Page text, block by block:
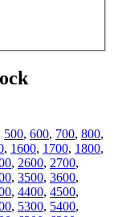
500, 600, 700, 800,
, 1600, 1700, 1800,
, 2600, 2700,
, 3500, 3600,
, 4400, 4500,
, 5300, 5400,